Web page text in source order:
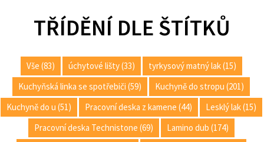
TŘÍDĚNÍ DLE ŠTÍTKŮ
Vše (83) úchytové lišty (33)
tyrkysový matný lak (15)
Kuchyňská linka se spotřebiči (59)
Kuchyně do stropu (201)
Kuchyně do u (51)
Pracovní deska z kamene (44)
Lesklý lak (15)
Pracovní deska Technistone (69)
Lamino dub (174)